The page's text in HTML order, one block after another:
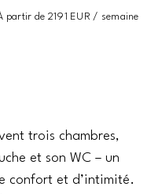
partir de 2191 EUR / semaine
trois chambres,
et son WC – un
confort et d’intimité.